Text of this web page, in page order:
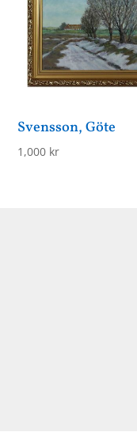
Svensson, Göte
1,000 kr